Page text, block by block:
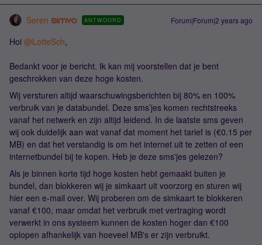
Seren ANTWOORD Forum|Forum|2 years ago
Hoi @LotteSch,
Bedankt voor je bericht. Ik kan mij voorstellen dat je bent
geschrokken van deze hoge kosten.
Wij versturen altijd waarschuwingsberichten bij 80% en 100%
verbruik van je databundel. Deze sms’jes komen rechtstreeks
vanaf het netwerk en zijn altijd leidend. In de laatste sms geven
wij ook duidelijk aan wat vanaf dat moment het tarief is (€0.15 per
MB) en dat het verstandig is om het internet uit te zetten of een
internetbundel bij te kopen. Heb je deze sms'jes gelezen?
Als je binnen korte tijd hoge kosten hebt gemaakt buiten je
bundel, dan blokkeren wij je simkaart uit voorzorg en sturen wij
hier een e-mail over. Wij proberen om de simkaart te blokkeren
vanaf €100, maar omdat het verbruik met vertraging wordt
verwerkt in ons systeem kunnen de kosten hoger dan €100
oplopen afhankelijk van hoeveel MB's er zijn verbruikt.